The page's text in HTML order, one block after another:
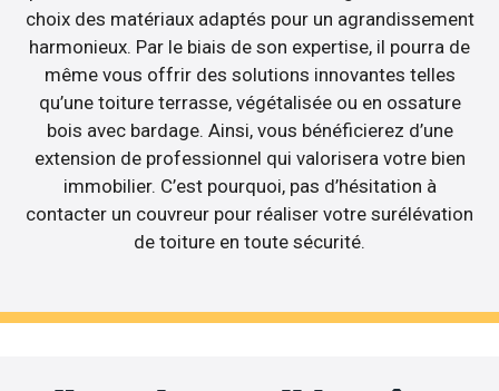
choix des matériaux adaptés pour un agrandissement
harmonieux. Par le biais de son expertise, il pourra de
même vous offrir des solutions innovantes telles
qu’une toiture terrasse, végétalisée ou en ossature
bois avec bardage. Ainsi, vous bénéficierez d’une
extension de professionnel qui valorisera votre bien
immobilier. C’est pourquoi, pas d’hésitation à
contacter un couvreur pour réaliser votre surélévation
de toiture en toute sécurité.